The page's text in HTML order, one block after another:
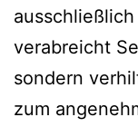
verabreicht
sondern
zum